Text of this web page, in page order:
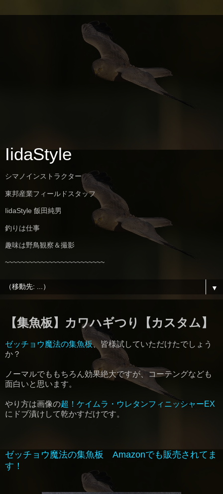
IidaStyle
シマノインストラクター
東邦産業フィールドスタッフ
IidaStyle 飯田純男
釣りは仕事
趣味は野鳥観察＆撮影
~~~~~~~~~~~~~~~~~~~~~~~~~
▼
【集魚板】カワハギつり【カスタム】
ゼッチョウ魔法の集魚板、皆様試していただけたでしょう
か？
ノーマルでももちろん効果絶大ですが、コーテングなども
面白いと思います。
やり方は画像の超！ケイムラ・ウレタンフィニッシャーEX
にドブ漬けして乾かすだけです。
ゼッチョウ魔法の集魚板 Amazonでも販売されてま
す！